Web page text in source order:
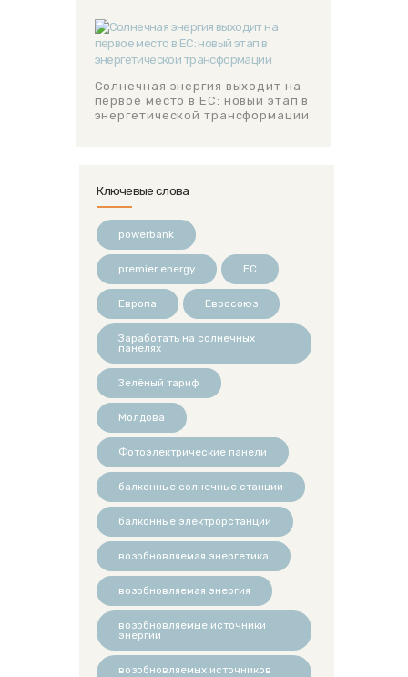
Солнечная энергия выходит на
первое место в ЕС: новый этап в
энергетической трансформации
Ключевые слова
powerbank
premier energy ЕС
Европа Евросоюз
Заработать на солнечных
панелях
Зелёный тариф
Молдова
Фотоэлектрические панели
балконные солнечные станции
балконные электрорстанции
возобновляемая энергетика
возобновляемая энергия
возобновляемые источники
энергии
возобновляемых источников